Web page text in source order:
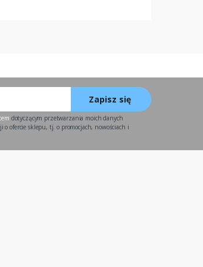
Zapisz się
dotyczącym przetwarzania moich danych
o ofercie sklepu, tj. o promocjach, nowościach i